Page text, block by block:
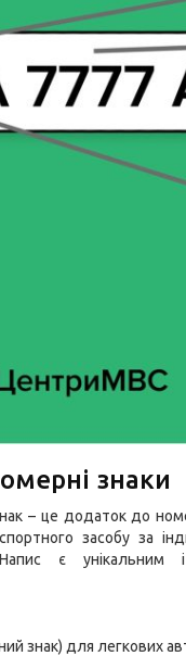
знаки
– це додаток до
засобу за
Напис є
знак) для легкових